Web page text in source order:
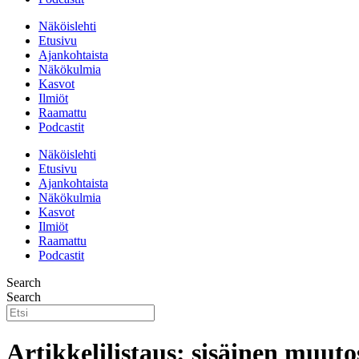
Näköislehti
Etusivu
Ajankohtaista
Näkökulmia
Kasvot
Ilmiöt
Raamattu
Podcastit
Näköislehti
Etusivu
Ajankohtaista
Näkökulmia
Kasvot
Ilmiöt
Raamattu
Podcastit
Search
Search
Artikkelilistaus: sisäinen